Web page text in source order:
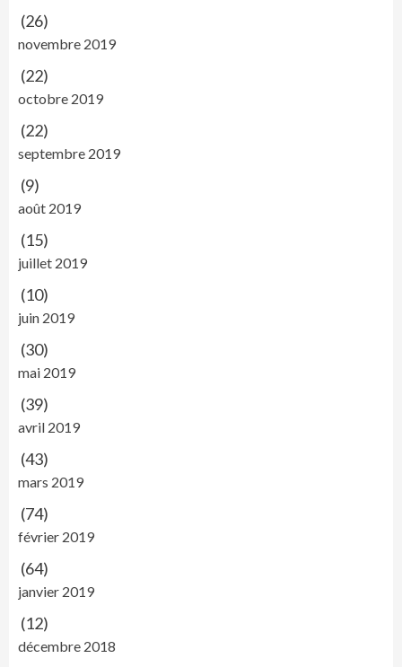
(26)
novembre 2019
(22)
octobre 2019
(22)
septembre 2019
(9)
août 2019
(15)
juillet 2019
(10)
juin 2019
(30)
mai 2019
(39)
avril 2019
(43)
mars 2019
(74)
février 2019
(64)
janvier 2019
(12)
décembre 2018